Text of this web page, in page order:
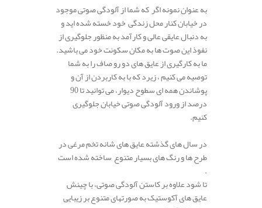
به عنوان نمونه اگر که شما از آلودگی صوتی موجود
در خیابان کنار محل زندگی خود خسته شده اید و
به دنبال عایقی عالی و کارآمد به منظور جلوگیری از
نفوذ این صوت ها به مکان سکونت خود می باشید.
ما به کارگیری از عایق های دو رو صاف را به شما
توصیه می کنیم ، زیرد که با به کاربردن از آن و
پوشاندن همه ای سطوح دیوار، می توانید تا 90
درصد از ورود آلودگی صوتی خیابان جلوگیری
کنیم.
در سال های گذشته عایق های شانه تخم مرغی در
طرح ها و رنگ های بسیار متنوع ساخته شده است
.
تا شود علاوه بر کاستن آلودگی صوتی، با چینش
عایق های آکوستیک به صورتهای متنوع بر زیبایی